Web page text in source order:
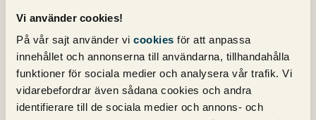
Vi använder cookies!
På vår sajt använder vi cookies för att anpassa
innehållet och annonserna till användarna, tillhandahålla
funktioner för sociala medier och analysera vår trafik. Vi
vidarebefordrar även sådana cookies och andra
identifierare till de sociala medier och annons- och